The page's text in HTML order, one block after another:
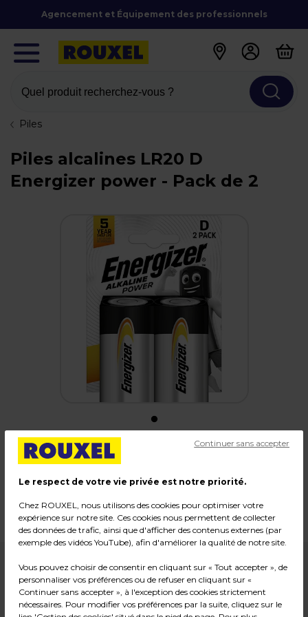
Agencement et Équipement des professionnels
Quel produit recherchez-vous ?
Piles
Piles alcalines LR20 D
Energizer power - Pack de 2
Piles alcalines LR20 D Energizer power
Poids : 0,30 kg
6,90€ HT
Soit3,45 € HTl'unité
8,28€ TTC*
Le respect de votre vie privée est notre priorité.
Chez ROUXEL, nous utilisons des cookies pour optimiser votre
expérience sur notre site. Ces cookies nous permettent de collecter
des données de trafic, ainsi que d'afficher des contenus externes (par
exemple des vidéos YouTube), afin d'améliorer la qualité de notre site.
Vous pouvez choisir de consentir en cliquant sur « Tout accepter », de
personnaliser vos préférences ou de refuser en cliquant sur «
Continuer sans accepter », à l'exception des cookies strictement
nécessaires. Pour modifier vos préférences par la suite, cliquez sur le
Continuer sans accepter